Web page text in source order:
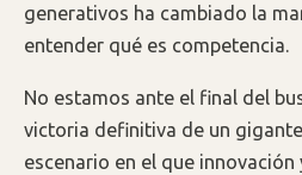
generativos ha cambiado la
entender qué es competencia.
No estamos ante el final del
victoria definitiva de un
escenario en el que innovación